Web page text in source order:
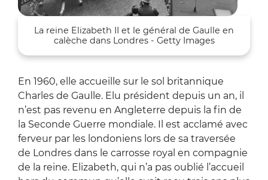
La reine Elizabeth II et le général de Gaulle en
calèche dans Londres - Getty Images
En 1960, elle accueille sur le sol britannique
Charles de Gaulle. Elu président depuis un an, il
n’est pas revenu en Angleterre depuis la fin de
la Seconde Guerre mondiale. Il est acclamé avec
ferveur par les londoniens lors de sa traversée
de Londres dans le carrosse royal en compagnie
de la reine. Elizabeth, qui n’a pas oublié l’accueil